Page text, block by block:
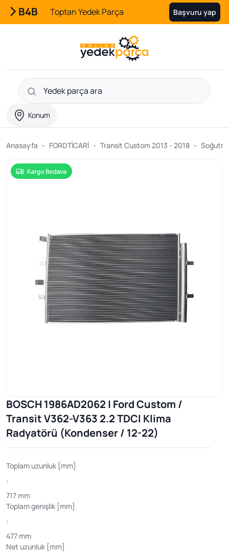
B4B Toptan Yedek Parça Başvuru yap
Konum
Anasayfa FORDTİCARİ Transit Custom 2013 - 2018
BOSCH 1986AD2062 | Ford Custom /
Transit V362-V363 2.2 TDCI Klima
Radyatörü (Kondenser / 12-22)
Toplam uzunluk [mm]
:
717 mm
Toplam genişlik [mm]
:
477 mm
Net uzunluk [mm]